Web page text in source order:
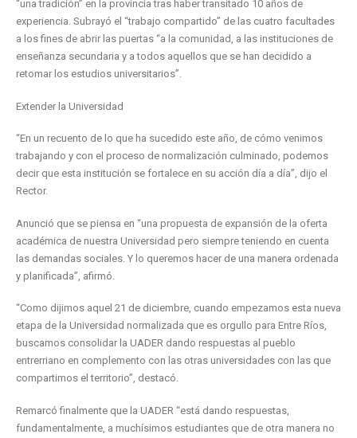
“una tradición” en la provincia tras haber transitado 10 años de
experiencia. Subrayó el “trabajo compartido” de las cuatro facultades
a los fines de abrir las puertas “a la comunidad, a las instituciones de
enseñanza secundaria y a todos aquellos que se han decidido a
retomar los estudios universitarios”.
Extender la Universidad
“En un recuento de lo que ha sucedido este año, de cómo venimos
trabajando y con el proceso de normalización culminado, podemos
decir que esta institución se fortalece en su acción día a día”, dijo el
Rector.
Anunció que se piensa en “una propuesta de expansión de la oferta
académica de nuestra Universidad pero siempre teniendo en cuenta
las demandas sociales. Y lo queremos hacer de una manera ordenada
y planificada”, afirmó.
“Como dijimos aquel 21 de diciembre, cuando empezamos esta nueva
etapa de la Universidad normalizada que es orgullo para Entre Ríos,
buscamos consolidar la UADER dando respuestas al pueblo
entrerriano en complemento con las otras universidades con las que
compartimos el territorio”, destacó.
Remarcó finalmente que la UADER “está dando respuestas,
fundamentalmente, a muchísimos estudiantes que de otra manera no